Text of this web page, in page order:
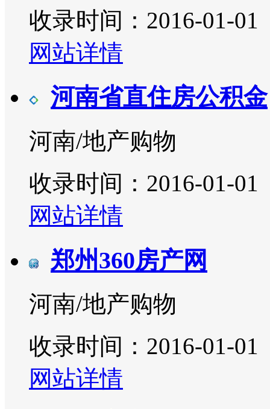
收录时间：2016-01-01
网站详情
河南省直住房公积金
河南/地产购物
收录时间：2016-01-01
网站详情
郑州360房产网
河南/地产购物
收录时间：2016-01-01
网站详情